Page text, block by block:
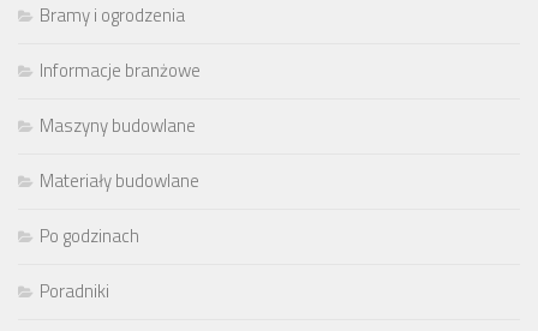
Bramy i ogrodzenia
Informacje branżowe
Maszyny budowlane
Materiały budowlane
Po godzinach
Poradniki